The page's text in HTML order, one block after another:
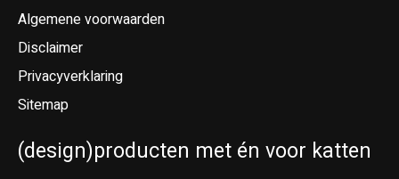
Algemene voorwaarden
Disclaimer
Privacyverklaring
Sitemap
(design)producten met én voor katten